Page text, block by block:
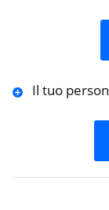
Il tuo